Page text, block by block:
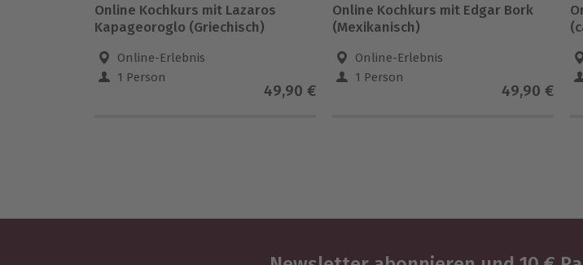
Online Kochkurs mit Lazaros
Kapageoroglo (Griechisch)
Online-Erlebnis
1 Person
49,90 €
Online Kochkurs mit Edgar Bork
(Mexikanisch)
Online-Erlebnis
1 Person
49,90 €